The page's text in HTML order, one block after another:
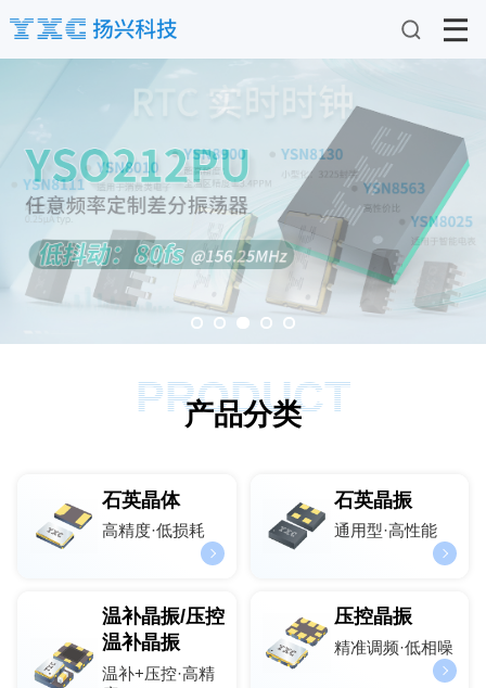
PRODUCT
产品分类
石英晶体
高精度·低损耗
石英晶振
通用型·高性能
温补晶振/压控
温补晶振
温补+压控·高精
压控晶振
精准调频·低相噪